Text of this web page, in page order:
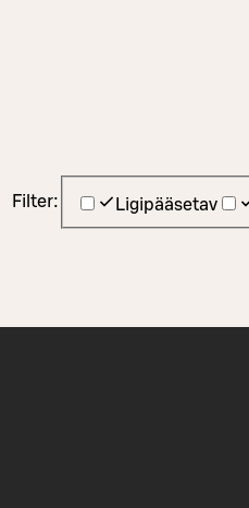
Filter: Ligipääsetav